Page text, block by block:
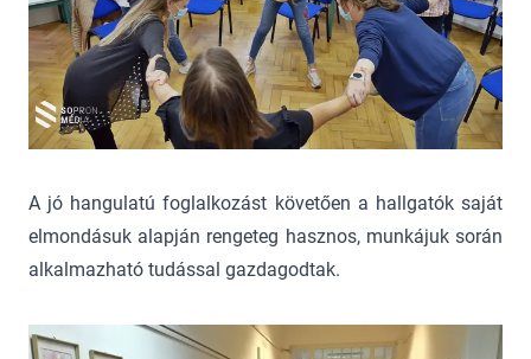
A jó hangulatú foglalkozást követően a hallgatók saját
elmondásuk alapján rengeteg hasznos, munkájuk során
alkalmazható tudással gazdagodtak.